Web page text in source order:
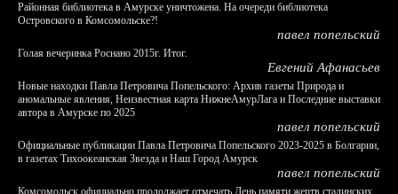
Районная библиотека в Амурске уничтожена. На очереди библиотека
Островского в Комсомольске?!
павел попельский
Голая вечеринка Роснано 2015г. Итог.
Евгений Афанасьев
Новые находки Павла Петровича Попельского: Архив газеты Природа и
аномальные явления, Неизвестная карта НижнеАмурЛага и Последние выставки
автора в Амурске по 2025
павел попельский
Официальные публикации Павла Петровича Попельского 2023-2025 в Болгарии,
в газетах Тихоокеанская Звезда и Наш Город Амурск
павел попельский
Комсомольск официально продолжает отмечать День памяти жертв сталинских